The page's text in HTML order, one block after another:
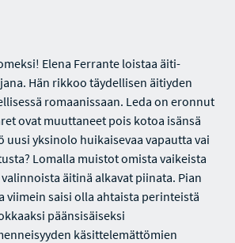
Elena Ferrante loistaa äiti-
Hän rikkoo täydellisen äitiyden
romaanissaan. Leda on eronnut
ovat muuttaneet pois kotoa isänsä
uusi yksinolo huikaisevaa vapautta vai
Lomalla muistot omista vaikeista
äitinä alkavat piinata. Pian
viimein saisi olla ahtaista perinteistä
päänsisäiseksi
käsittelemättömien